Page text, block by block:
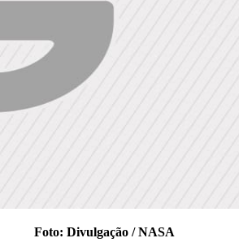
Foto: Divulgação / NASA